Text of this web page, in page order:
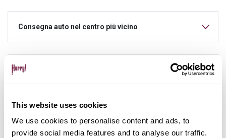
This website uses cookies
We use cookies to personalise content and ads, to
provide social media features and to analyse our traffic.
Consegna auto nel centro più vicino
Possibilità di acquisto del veicolo dopo il noleggio
Consulenza personalizzata dedicata per tutta la
durata del noleggio